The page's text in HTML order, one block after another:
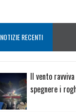
NOTIZIE RECENTI
Il vento
spegnere i